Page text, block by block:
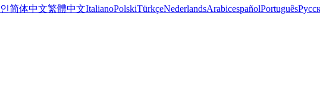
简体中文繁體中文ItalianoPolskiTürkçeNederlandsArabicespañolPortuguês